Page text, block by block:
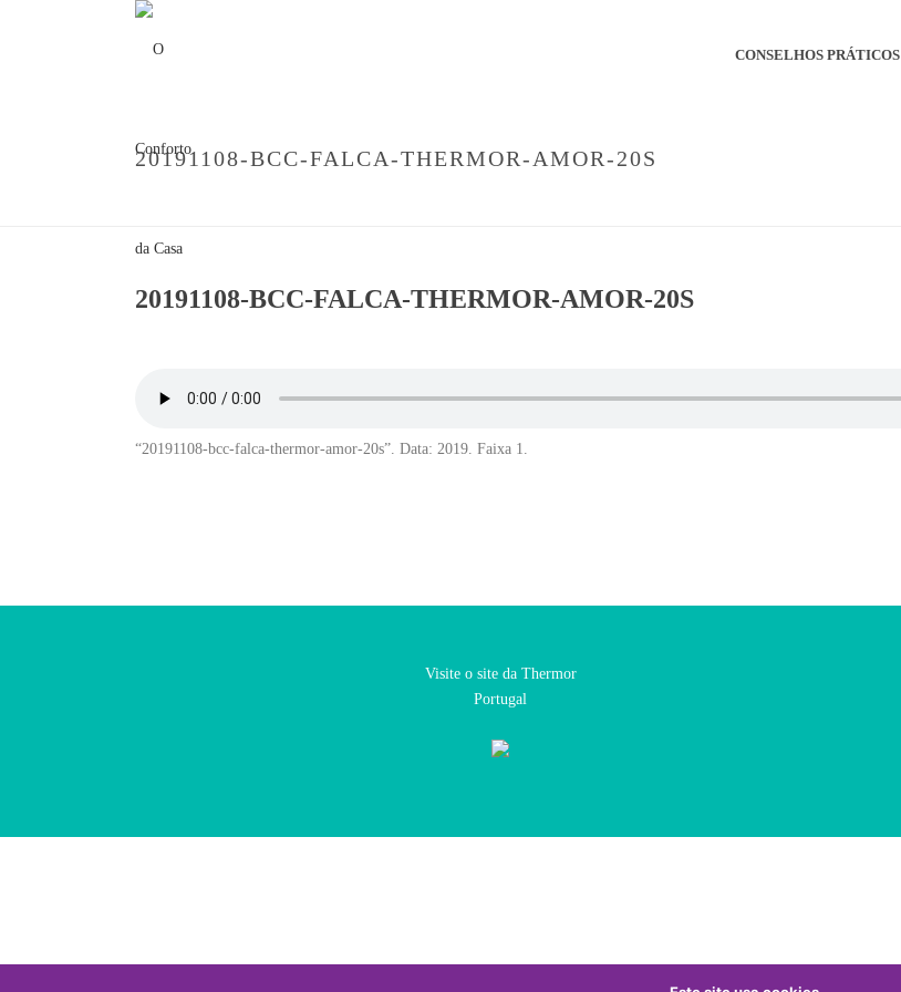
CONSELHOS PRÁTICOS
20191108-BCC-FALCA-THERMOR-AMOR-20S
20191108-BCC-FALCA-THERMOR-AMOR-20S
“20191108-bcc-falca-thermor-amor-20s”. Data: 2019. Faixa 1.
Visite o site da Thermor
Portugal